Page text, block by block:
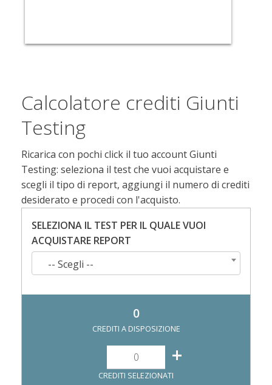
Calcolatore crediti Giunti
Testing
Ricarica con pochi click il tuo account Giunti
Testing: seleziona il test che vuoi acquistare e
scegli il tipo di report, aggiungi il numero di crediti
desiderato e procedi con l'acquisto.
SELEZIONA IL TEST PER IL QUALE VUOI
ACQUISTARE REPORT
-- Scegli --
0
CREDITI A DISPOSIZIONE
+
CREDITI SELEZIONATI